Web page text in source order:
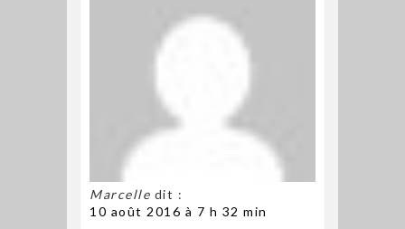
Marcelle dit :
10 août 2016 à 7 h 32 min